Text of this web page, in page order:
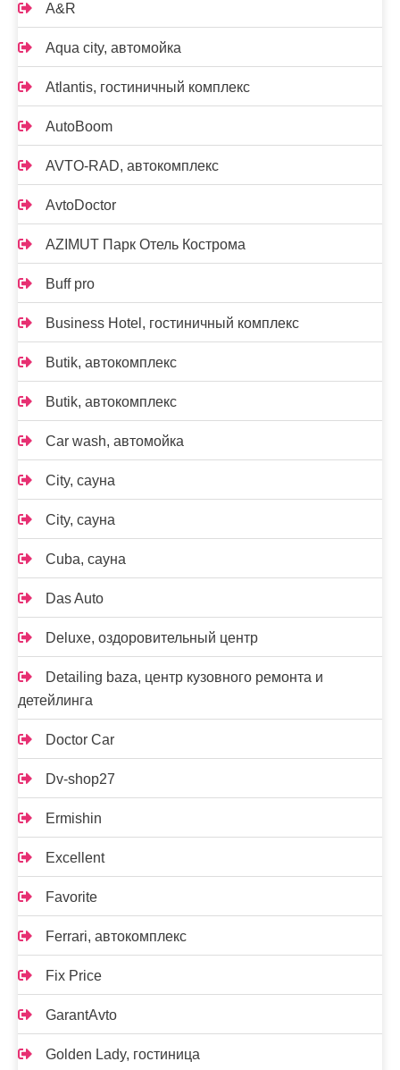
A&R
Aqua city, автомойка
Atlantis, гостиничный комплекс
AutoBoom
AVTO-RAD, автокомплекс
AvtoDoctor
AZIMUT Парк Отель Кострома
Buff pro
Business Hotel, гостиничный комплекс
Butik, автокомплекс
Butik, автокомплекс
Car wash, автомойка
City, сауна
City, сауна
Cuba, сауна
Das Auto
Deluxe, оздоровительный центр
Detailing baza, центр кузовного ремонта и
детейлинга
Doctor Car
Dv-shop27
Ermishin
Excellent
Favorite
Ferrari, автокомплекс
Fix Price
GarantAvto
Golden Lady, гостиница